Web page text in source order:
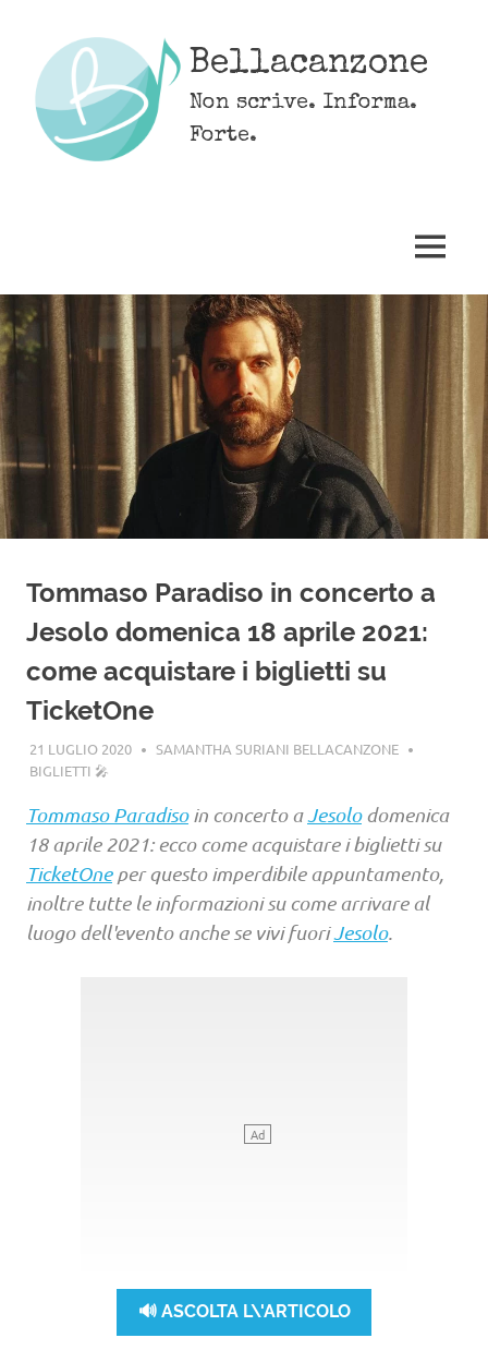
content
Bellacanzone
Non scrive. Informa.
Forte.
MENU
Tommaso Paradiso in concerto a
Jesolo domenica 18 aprile 2021:
come acquistare i biglietti su
TicketOne
21 LUGLIO 2020
SAMANTHA SURIANI BELLACANZONE
BIGLIETTI 🎤
Tommaso Paradisoin concerto aJesolodomenica
18 aprile 2021: ecco come acquistare i biglietti su
TicketOneper questo imperdibile appuntamento,
inoltre tutte le informazioni su come arrivare al
luogo dell'evento anche se vivi fuoriJesolo.
🔊 ASCOLTA L\'ARTICOLO